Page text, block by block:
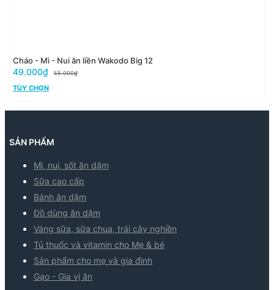
Cháo - Mì - Nui ăn liền Wakodo Big 12
49.000₫ 55.000₫
TÙY CHỌN
SẢN PHẨM
Mì, nui, sốt ăn dặm
Sữa cao cấp
Bánh ăn dặm
Đồ dùng ăn dặm
Váng sữa, sữa chua, trái cây nghiền
Tủ thuốc và vitamin cho Mẹ & bé
Sản phẩm cho mẹ và gia đình
Gạo - Gia vị ăn